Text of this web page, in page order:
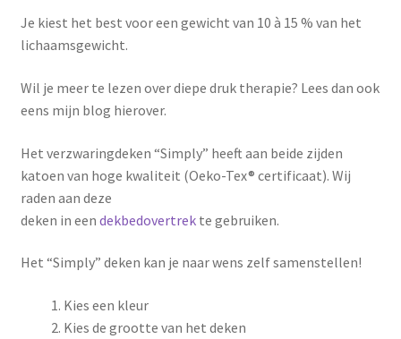
Je kiest het best voor een gewicht van 10 à 15 % van het
lichaamsgewicht.
Wil je meer te lezen over diepe druk therapie? Lees dan ook
eens mijn blog hierover.
Het verzwaringdeken “Simply” heeft aan beide zijden
katoen van hoge kwaliteit (Oeko-Tex® certificaat). Wij
raden aan deze
deken in een dekbedovertrekte gebruiken.
Het “Simply” deken kan je naar wens zelf samenstellen!
Kies een kleur
Kies de grootte van het deken